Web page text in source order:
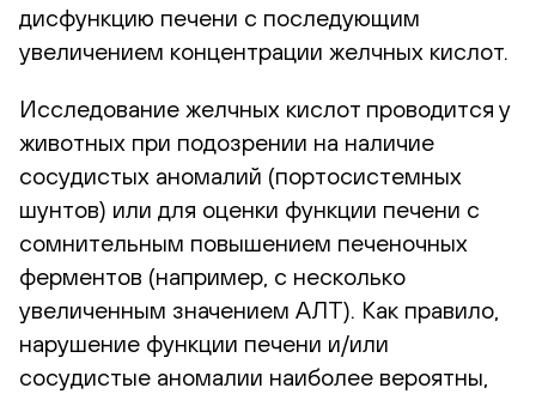
дисфункцию печени с последующим
увеличением концентрации желчных кислот.
Исследование желчных кислот проводится у
животных при подозрении на наличие
сосудистых аномалий (портосистемных
шунтов) или для оценки функции печени с
сомнительным повышением печеночных
ферментов (например, с несколько
увеличенным значением АЛТ). Как правило,
нарушение функции печени и/или
сосудистые аномалии наиболее вероятны,